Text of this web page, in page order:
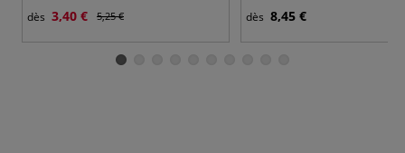
dès 3,40 € 5,25 € dès 8,45 €